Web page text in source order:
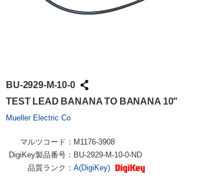
BU-2929-M-10-0
TEST LEAD BANANA TO BANANA 10"
Mueller Electric Co
マルツコード： M1176-3908
DigiKey製品番号： BU-2929-M-10-0-ND
品質ランク： A(DigiKey)